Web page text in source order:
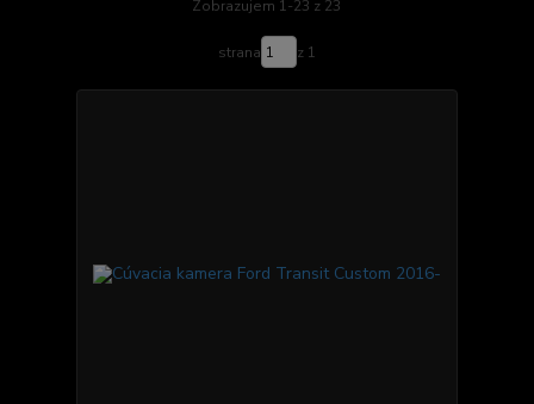
Zobrazujem 1-23 z 23
strana z 1